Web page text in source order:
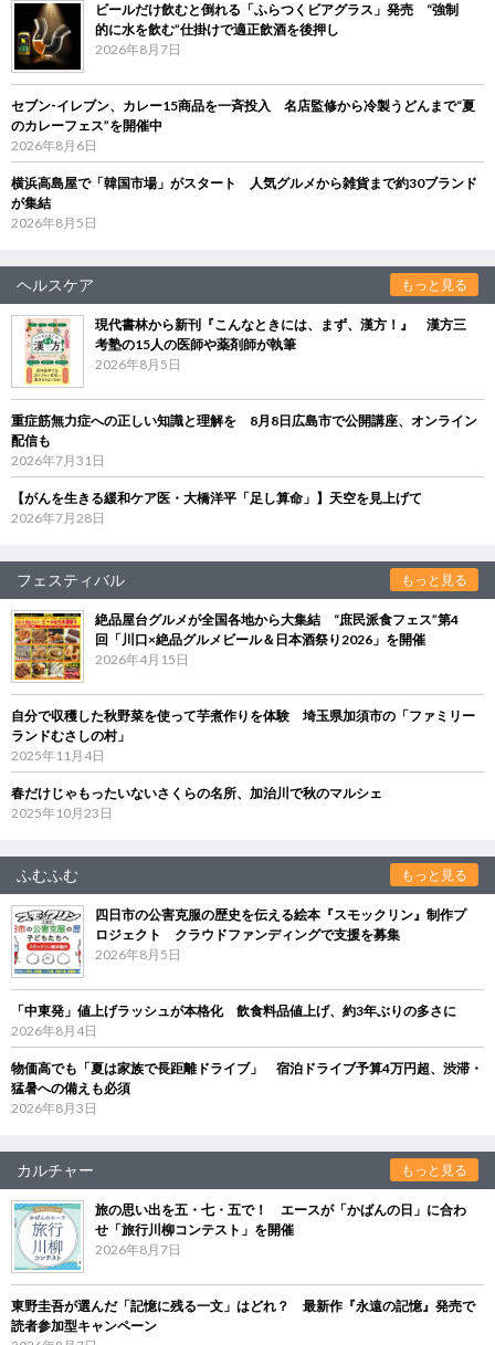
ビールだけ飲むと倒れる「ふらつくビアグラス」発売 “強制
的に水を飲む”仕掛けで適正飲酒を後押し
2026年8月7日
セブン‐イレブン、カレー15商品を一斉投入 名店監修から冷製うどんまで“夏
のカレーフェス”を開催中
2026年8月6日
横浜高島屋で「韓国市場」がスタート 人気グルメから雑貨まで約30ブランド
が集結
2026年8月5日
ヘルスケア もっと見る
現代書林から新刊『こんなときには、まず、漢方！』 漢方三
考塾の15人の医師や薬剤師が執筆
2026年8月5日
重症筋無力症への正しい知識と理解を 8月8日広島市で公開講座、オンライン
配信も
2026年7月31日
【がんを生きる緩和ケア医・大橋洋平「足し算命」】天空を見上げて
2026年7月28日
フェスティバル もっと見る
絶品屋台グルメが全国各地から大集結 “庶民派食フェス”第4
回「川口×絶品グルメビール＆日本酒祭り2026」を開催
2026年4月15日
自分で収穫した秋野菜を使って芋煮作りを体験 埼玉県加須市の「ファミリー
ランドむさしの村」
2025年11月4日
春だけじゃもったいないさくらの名所、加治川で秋のマルシェ
2025年10月23日
ふむふむ もっと見る
四日市の公害克服の歴史を伝える絵本『スモックリン』制作プ
ロジェクト クラウドファンディングで支援を募集
2026年8月5日
「中東発」値上げラッシュが本格化 飲食料品値上げ、約3年ぶりの多さに
2026年8月4日
物価高でも「夏は家族で長距離ドライブ」 宿泊ドライブ予算4万円超、渋滞・
猛暑への備えも必須
2026年8月3日
カルチャー もっと見る
旅の思い出を五・七・五で！ エースが「かばんの日」に合わ
せ「旅行川柳コンテスト」を開催
2026年8月7日
東野圭吾が選んだ「記憶に残る一文」はどれ？ 最新作『永遠の記憶』発売で
読者参加型キャンペーン